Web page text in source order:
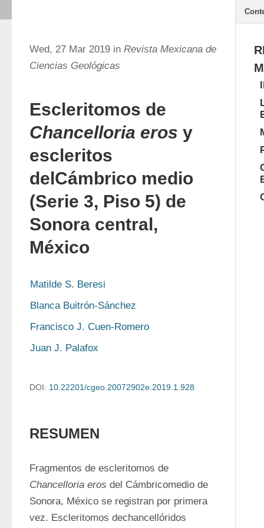
Wed, 27 Mar 2019 in Revista Mexicana de
Ciencias Geológicas
Escleritomos de
Chancelloria eros y
escleritos
delCámbrico medio
(Serie 3, Piso 5) de
Sonora central,
México
Matilde S. Beresi
Blanca Buitrón-Sánchez
Francisco J. Cuen-Romero
Juan J. Palafox
DOI: 10.22201/cgeo.20072902e.2019.1.928
RESUMEN
Chancelloria eros del Cámbricomedio de
Sonora, México se registran por primera
vez. Escleritomos dechancellóridos